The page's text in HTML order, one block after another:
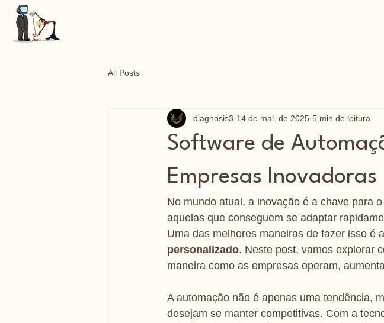
All Posts
Software de
Empresas Inovadoras
diagnosis3 14 de mai. de 2025 5 min de leitura
No mundo atual, a inovação é a chave para
aquelas que conseguem se adaptar
Uma das melhores maneiras de fazer isso é
personalizado. Neste post, vamos explorar
maneira como as empresas operam,
A automação não é apenas uma tendência,
desejam se manter competitivas. Com a